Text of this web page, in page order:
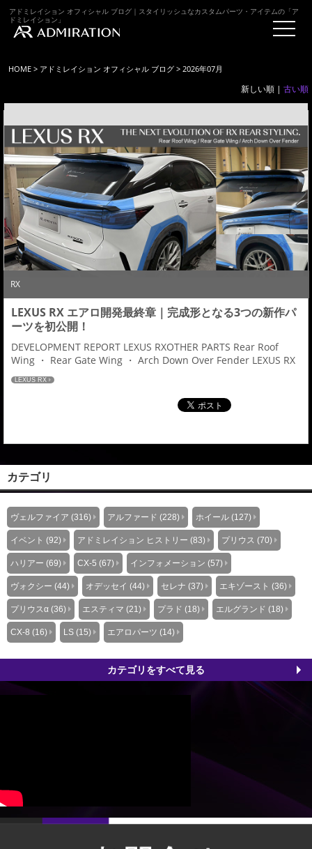
アドミレイション オフィシャル ブログ｜スタイリッシュなカスタムパーツ・アイテムの「ア
ドミレイション」
HOME > アドミレイション オフィシャル ブログ > 2026年07月
新しい順 | 古い順
RX
LEXUS RX エアロ開発最終章｜完成形となる3つの新作パ
ーツを初公開！
DEVELOPMENT REPORT LEXUS RXOTHER PARTS Rear Roof
Wing ・ Rear Gate Wing ・ Arch Down Over Fender LEXUS RX
をさらに完成形へ導くエアロパーツがいよいよ最終開発段階へ。
リアルーフウイング・リアゲートウイング・アーチダウンオーバ
ーフェンダーの3アイテムを追加し、ADMIRATIONが提案するRX
LEXUS RX
カテゴリ
ヴェルファイア (316) アルファード (228) ホイール (127)
イベント (92) アドミレイション ヒストリー (83) プリウス (70)
ハリアー (69) CX-5 (67) インフォメーション (57)
ヴォクシー (44) オデッセイ (44) セレナ (37) エキゾースト (36)
プリウスα (36) エスティマ (21) プラド (18) エルグランド (18)
CX-8 (16) LS (15) エアロパーツ (14)
カテゴリをすべて見る